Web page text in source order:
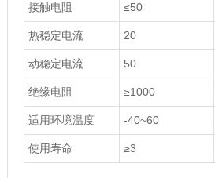
接触电阻 ≤50
热稳定电流 20
动稳定电流 50
绝缘电阻 ≥1000
适用环境温度 -40~60
使用寿命 ≥3